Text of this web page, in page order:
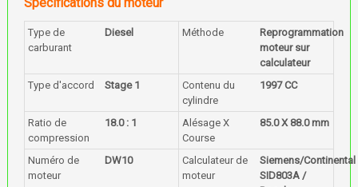
Type de
carburant
Diesel Méthode
Reprogrammation
moteur sur
calculateur
Type d'accord
Stage 1
Contenu du
cylindre
1997 CC
Ratio de
compression
18.0 : 1
Alésage X
Course
85.0 X 88.0 mm
Numéro de
moteur
DW10
Calculateur de
moteur
Siemens/Continental
SID803A /